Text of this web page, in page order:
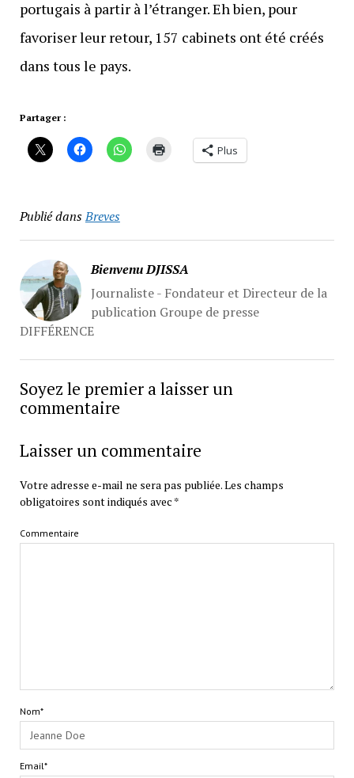
portugais à partir à l’étranger. Eh bien, pour
favoriser leur retour, 157 cabinets ont été créés
dans tous le pays.
Partager :
Plus
Publié dansBreves
Bienvenu DJISSA
Journaliste - Fondateur et Directeur de la
publication Groupe de presse
DIFFÉRENCE
Soyez le premier a laisser un
commentaire
Laisser un commentaire
Votre adresse e-mail ne sera pas publiée.Les champs
obligatoires sont indiqués avec *
Commentaire
Nom*
Email*